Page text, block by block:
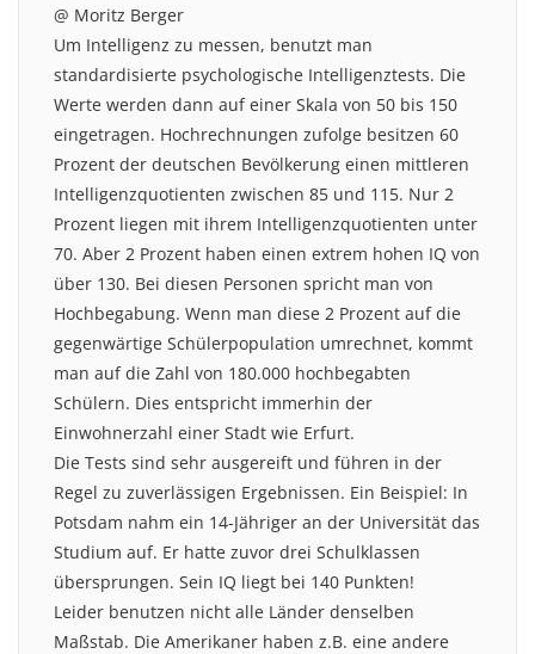
@ Moritz Berger
Um Intelligenz zu messen, benutzt man
standardisierte psychologische Intelligenztests. Die
Werte werden dann auf einer Skala von 50 bis 150
eingetragen. Hochrechnungen zufolge besitzen 60
Prozent der deutschen Bevölkerung einen mittleren
Intelligenzquotienten zwischen 85 und 115. Nur 2
Prozent liegen mit ihrem Intelligenzquotienten unter
70. Aber 2 Prozent haben einen extrem hohen IQ von
über 130. Bei diesen Personen spricht man von
Hochbegabung. Wenn man diese 2 Prozent auf die
gegenwärtige Schülerpopulation umrechnet, kommt
man auf die Zahl von 180.000 hochbegabten
Schülern. Dies entspricht immerhin der
Einwohnerzahl einer Stadt wie Erfurt.
Die Tests sind sehr ausgereift und führen in der
Regel zu zuverlässigen Ergebnissen. Ein Beispiel: In
Potsdam nahm ein 14-Jähriger an der Universität das
Studium auf. Er hatte zuvor drei Schulklassen
übersprungen. Sein IQ liegt bei 140 Punkten!
Leider benutzen nicht alle Länder denselben
Maßstab. Die Amerikaner haben z.B. eine andere